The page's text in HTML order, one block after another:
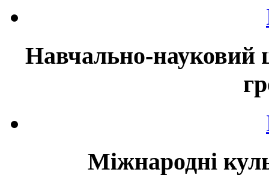
Навчально-науковий
Міжнародні